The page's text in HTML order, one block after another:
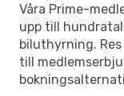
Våra Prime-
upp till
biluthyrning.
till